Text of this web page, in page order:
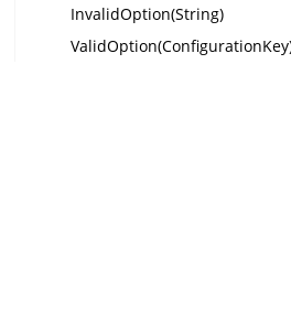
InvalidOption(String)